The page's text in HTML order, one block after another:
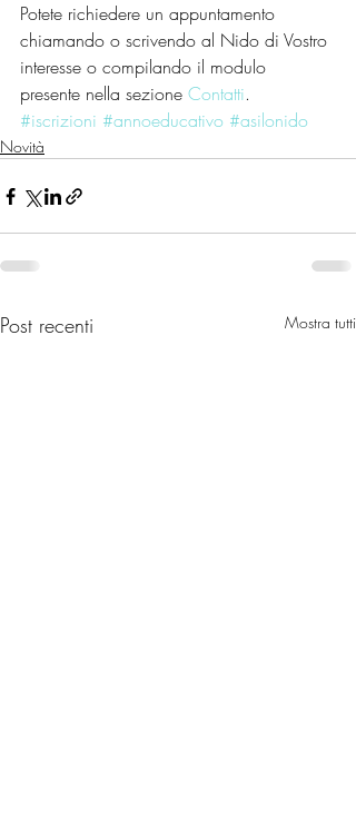
Potete richiedere un appuntamento
chiamando o scrivendo al Nido di Vostro
interesse o compilando il modulo
presente nella sezione Contatti.
#iscrizioni #annoeducativo #asilonido
Novità
Post recenti Mostra tutti